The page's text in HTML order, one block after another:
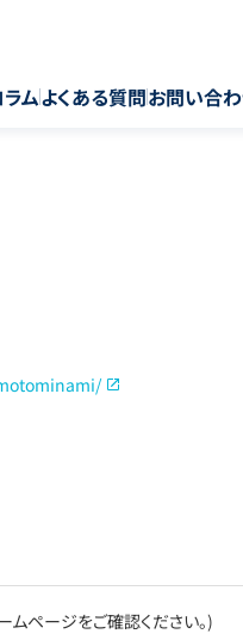
ムよくある質問お問い合
ページをご確認ください。)